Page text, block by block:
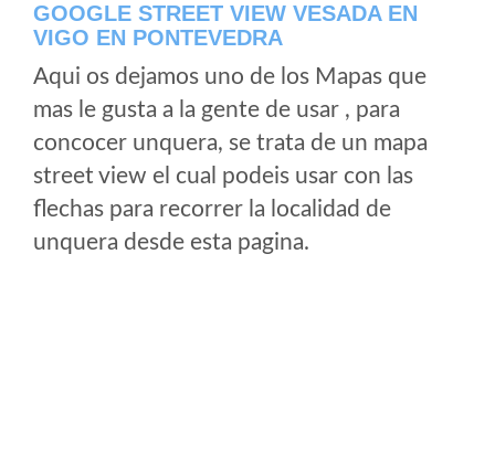
GOOGLE STREET VIEW VESADA EN
VIGO EN PONTEVEDRA
Aqui os dejamos uno de los Mapas que
mas le gusta a la gente de usar , para
concocer unquera, se trata de un mapa
street view el cual podeis usar con las
flechas para recorrer la localidad de
unquera desde esta pagina.